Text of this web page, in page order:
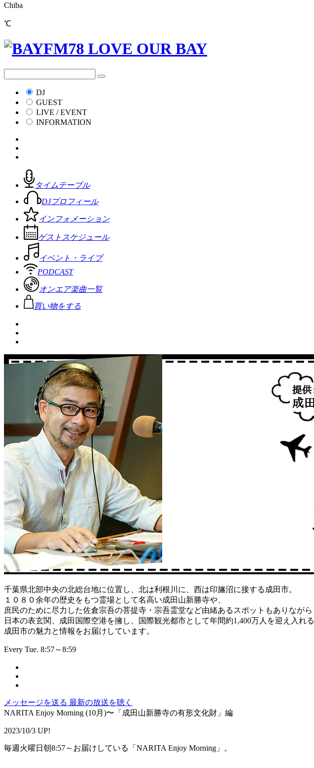
Chiba
℃
DJ
GUEST
LIVE / EVENT
INFORMATION
タイムテーブル
DJプロフィール
インフォメーション
ゲストスケジュール
イベント・ライブ
PODCAST
オンエア楽曲一覧
買い物をする
千葉県北部中央の北総台地に位置し、北は利根川に、西は印旛沼に接する成田市。
１０８０余年の歴史をもつ霊場として名高い成田山新勝寺や、
庶民のために尽力した佐倉宗吾の菩提寺・宗吾霊堂など由緒あるスポットもありながら
日本の表玄関、成田国際空港を擁し、国際観光都市として年間約1,400万人を迎え入れる
成田市の魅力と情報をお届けしています。
Every Tue. 8:57～8:59
メッセージを送る 最新の放送を聴く
NARITA Enjoy Morning (10月)〜「成田山新勝寺の有形文化財」編
2023/10/3 UP!
毎週火曜日朝8:57～お届けしている「NARITA Enjoy Morning」。